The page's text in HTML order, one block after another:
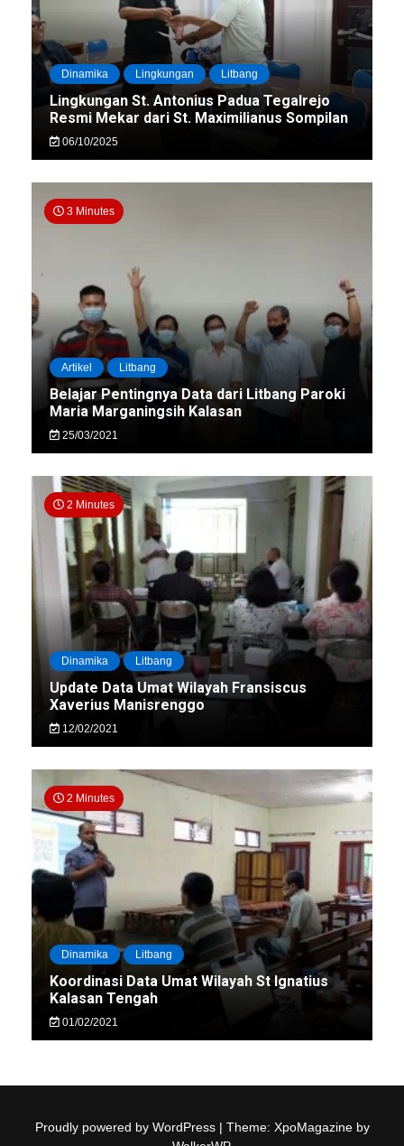
Dinamika Lingkungan Litbang
Lingkungan St. Antonius Padua Tegalrejo
Resmi Mekar dari St. Maximilianus Sompilan
06/10/2025
3 Minutes
Artikel Litbang
Belajar Pentingnya Data dari Litbang Paroki
Maria Marganingsih Kalasan
25/03/2021
2 Minutes
Dinamika Litbang
Update Data Umat Wilayah Fransiscus
Xaverius Manisrenggo
12/02/2021
2 Minutes
Dinamika Litbang
Koordinasi Data Umat Wilayah St Ignatius
Kalasan Tengah
01/02/2021
Proudly powered by WordPress | Theme: XpoMagazine by